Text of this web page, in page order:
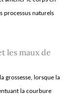
processus naturels
les maux de
grossesse, lorsque la
la courbure